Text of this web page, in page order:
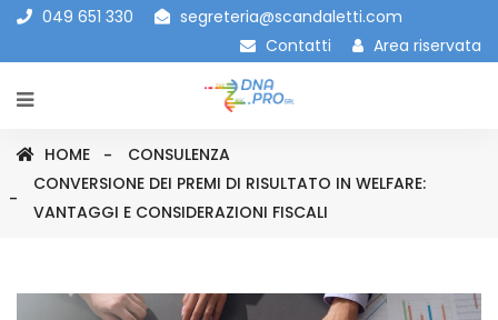
049 651 330
segreteria@scandaletti.com
Contatti
Area riservata
HOME
CONSULENZA
CONVERSIONE DEI PREMI DI RISULTATO IN WELFARE:
VANTAGGI E CONSIDERAZIONI FISCALI